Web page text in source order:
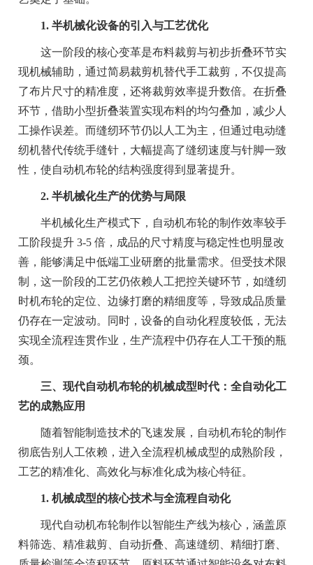
1. 半机械化设备的引入与工艺优化
这一阶段的核心变革是布料裁剪与初步折叠环节实
现机械辅助，通过简易裁剪机替代手工裁剪，不仅提高
了布片尺寸的精准度，还将裁剪效率提升数倍。在折叠
环节，借助小型折叠装置实现布料的均匀叠加，减少人
工操作误差。而缝纫环节仍以人工为主，但通过电动缝
纫机替代传统手缝针，大幅提高了缝纫速度与针脚一致
性，使自动机布轮的结构强度得到显著提升。
2. 半机械化生产的优势与局限
半机械化生产模式下，自动机布轮的制作效率较手
工阶段提升 3-5 倍，成品的尺寸精度与稳定性也明显改
善，能够满足中低端工业研磨的批量需求。但受技术限
制，这一阶段的工艺仍依赖人工把控关键环节，如缝纫
时机布轮的定位、边缘打磨的精细度等，导致成品质量
仍存在一定波动。同时，设备的自动化程度较低，无法
实现全流程连贯作业，生产流程中仍存在人工干预的瓶
颈。
三、现代自动机布轮的机械成型时代：全自动化工
艺的成熟应用
随着智能制造技术的飞速发展，自动机布轮的制作
彻底告别人工依赖，进入全流程机械成型的成熟阶段，
工艺的精准化、高效化与标准化成为核心特征。
1. 机械成型的核心技术与全流程自动化
现代自动机布轮制作以智能生产线为核心，涵盖原
料筛选、精准裁剪、自动折叠、高速缝纫、精细打磨、